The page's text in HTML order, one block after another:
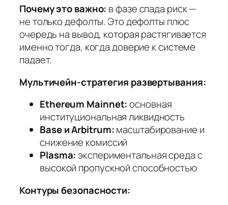
Почему это важно: в фазе спада риск —
не только дефолты. Это дефолты плюс
очередь на вывод, которая растягивается
именно тогда, когда доверие к системе
падает.
Мультичейн‑стратегия развертывания:
Ethereum Mainnet:основная
институциональная ликвидность
Base и Arbitrum:масштабирование и
снижение комиссий
Plasma:экспериментальная среда с
высокой пропускной способностью
Контуры безопасности: